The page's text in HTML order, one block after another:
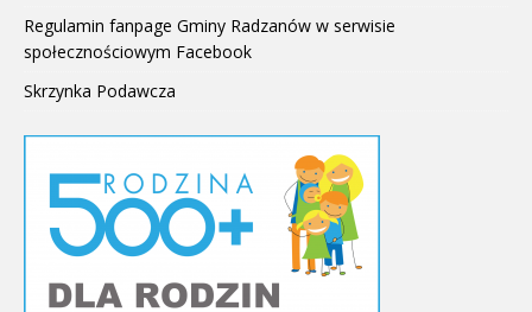
Regulamin fanpage Gminy Radzanów w serwisie
społecznościowym Facebook
Skrzynka Podawcza